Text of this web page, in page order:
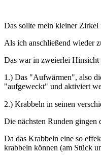
Das sollte mein kleiner Zirkel
Als ich anschließend wieder
Das war in zweierlei
1.) Das "Aufwärmen", also
"aufgeweckt" und aktiviert
2.) Krabbeln in seinen
Die nächsten Runden gingen
Da das Krabbeln eine so
krabbeln können (am Stück